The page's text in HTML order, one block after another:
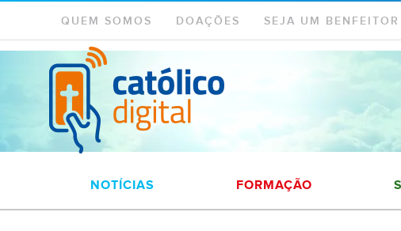
QUEM SOMOS DOAÇÕES SEJA UM BENFEITOR
NOTÍCIAS FORMAÇÃO